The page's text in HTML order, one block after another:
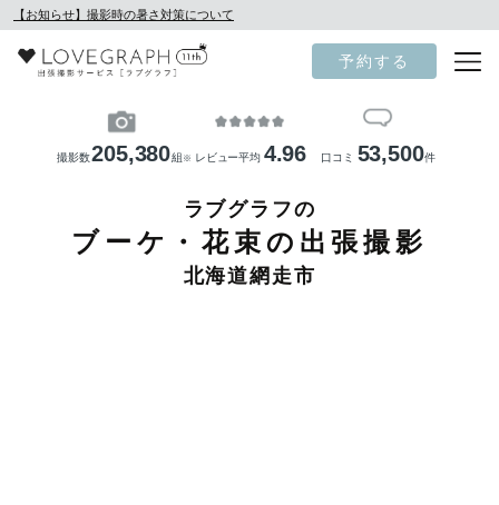
【お知らせ】撮影時の暑さ対策について
予約する
撮影数205,380組 ※ レビュー平均 4.96 口コミ 53,500件
ラブグラフの
ブーケ・花束の出張撮影
北海道網走市